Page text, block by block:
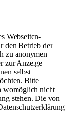
Webseiten-
den Betrieb der
zu anonymen
zur Anzeige
selbst
Bitte
womöglich nicht
stehen. Die von